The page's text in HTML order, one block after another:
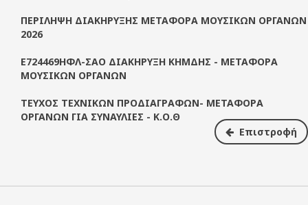
ΠΕΡΙΛΗΨΗ ΔΙΑΚΗΡΥΞΗΣ ΜΕΤΑΦΟΡΑ ΜΟΥΣΙΚΩΝ ΟΡΓΑΝΩΝ
2026
Ε724469ΗΦΛ-ΣΑΟ ΔΙΑΚΗΡΥΞΗ ΚΗΜΔΗΣ - ΜΕΤΑΦΟΡΑ
ΜΟΥΣΙΚΩΝ ΟΡΓΑΝΩΝ
ΤΕΥΧΟΣ ΤΕΧΝΙΚΩΝ ΠΡΟΔΙΑΓΡΑΦΩΝ- ΜΕΤΑΦΟΡΑ
ΟΡΓΑΝΩΝ ΓΙΑ ΣΥΝΑΥΛΙΕΣ - Κ.Ο.Θ
Επιστροφή